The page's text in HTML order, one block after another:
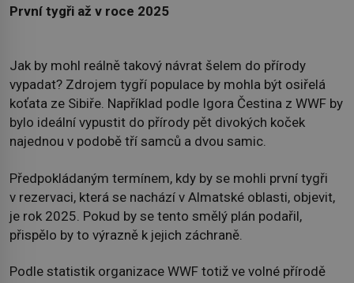
První tygři až v roce 2025
Jak by mohl reálně takový návrat šelem do přírody
vypadat? Zdrojem tygří populace by mohla být osiřelá
koťata ze Sibiře. Například podle Igora Čestina z WWF by
bylo ideální vypustit do přírody pět divokých koček
najednou v podobě tří samců a dvou samic.
Předpokládaným termínem, kdy by se mohli první tygři
v rezervaci, která se nachází v Almatské oblasti, objevit,
je rok 2025. Pokud by se tento smělý plán podařil,
přispělo by to výrazně k jejich záchraně.
Podle statistik organizace WWF totiž ve volné přírodě